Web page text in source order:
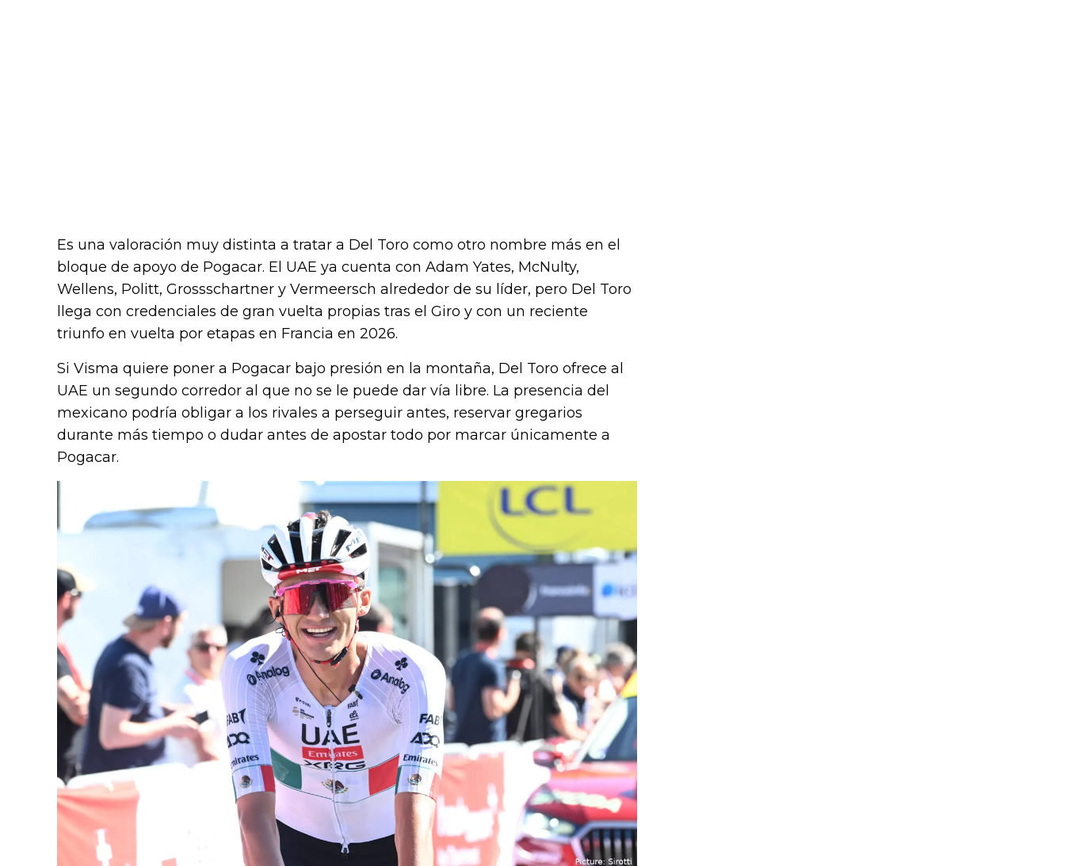
Es una valoración muy distinta a tratar a Del Toro como otro nombre más en el
bloque de apoyo de Pogacar. El UAE ya cuenta con Adam Yates, McNulty,
Wellens, Politt, Grossschartner y Vermeersch alrededor de su líder, pero Del Toro
llega con credenciales de gran vuelta propias tras el Giro y con un reciente
triunfo en vuelta por etapas en Francia en 2026.
Si Visma quiere poner a Pogacar bajo presión en la montaña, Del Toro ofrece al
UAE un segundo corredor al que no se le puede dar vía libre. La presencia del
mexicano podría obligar a los rivales a perseguir antes, reservar gregarios
durante más tiempo o dudar antes de apostar todo por marcar únicamente a
Pogacar.